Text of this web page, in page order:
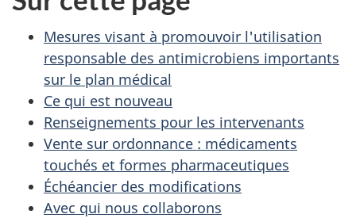
Mesures visant à promouvoir l'utilisation
responsable des antimicrobiens importants
sur le plan médical
Ce qui est nouveau
Renseignements pour les intervenants
Vente sur ordonnance : médicaments
touchés et formes pharmaceutiques
Échéancier des modifications
Avec qui nous collaborons